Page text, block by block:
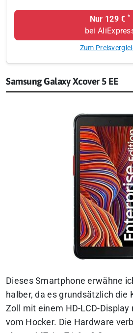
Nur 129 € *
bei
Zum
Samsung Galaxy Xcover 5 EE
Dieses Smartphone erwähne
halber, da es grundsätzlich die
Zoll mit einem HD-LCD-
vom Hocker. Die Hardware